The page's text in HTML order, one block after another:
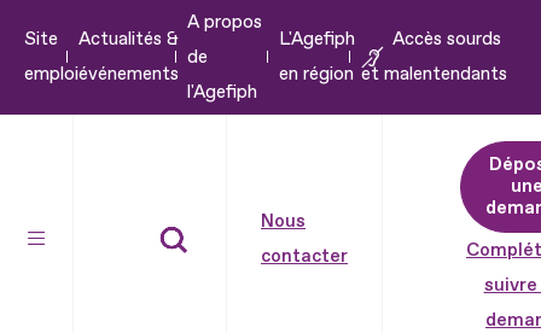
Aller
Site
emploi
Actualités &
événements
A propos
de
l'Agefiph
L'Agefiph
en région
Accès sourds
et malentendants
Nous
contacter
suivre